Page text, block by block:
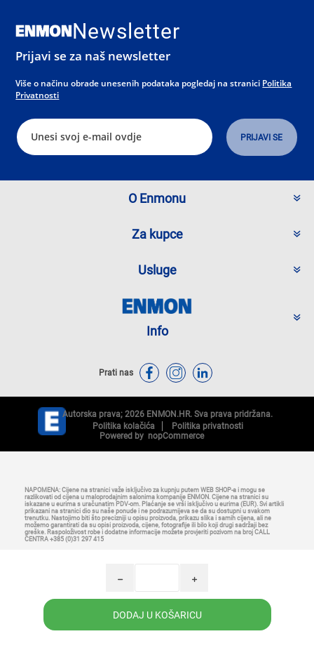
i
h
Newsletter
Prijavi se za naš newsletter
Više o načinu obrade unesenih podataka pogledaj na stranici Politika
Privatnosti
O Enmonu
Za kupce
Usluge
Info
Prati nas
Autorska prava; 2026 ENMON.HR. Sva prava pridržana.
Politika kolačića
Politika privatnosti
Powered by nopCommerce
NAPOMENA: Cijene na stranici važe isključivo za kupnju putem WEB SHOP-a i mogu se
razlikovati od cijena u maloprodajnim salonima kompanije ENMON. Cijene na stranici su
iskazane u eurima s uračunatim PDV-om. Plaćanje se vrši isključivo u eurima (EUR). Svi artikli
prikazani na stranici dio su naše ponude i ne podrazumijeva se da su dostupni u svakom
trenutku. Nastojimo biti što precizniji u opisu proizvoda, prikazu slika i samih cijena, ali ne
možemo garantirati da su opisi proizvoda, cijene, fotografije ili bilo koji drugi sadržaji bez
greške. Raspoloživost robe i dodatne informacije možete provjeriti pozivom na broj CALL
CENTRA +385 (0)31 297 415